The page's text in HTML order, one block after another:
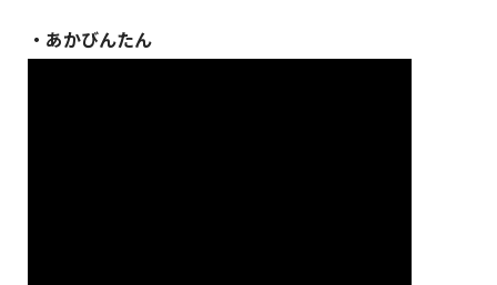
・あかびんたん